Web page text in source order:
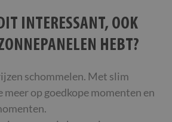
INTERESSANT, OOK
HEBT?
schommelen. Met slim
op goedkope momenten en